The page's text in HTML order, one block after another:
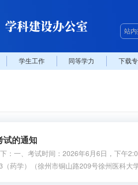
学生工作 同等学力 下载
试的通知
：一、考试时间：2026年6月6日，下午
药学）（徐州市铜山路209号徐州医科大